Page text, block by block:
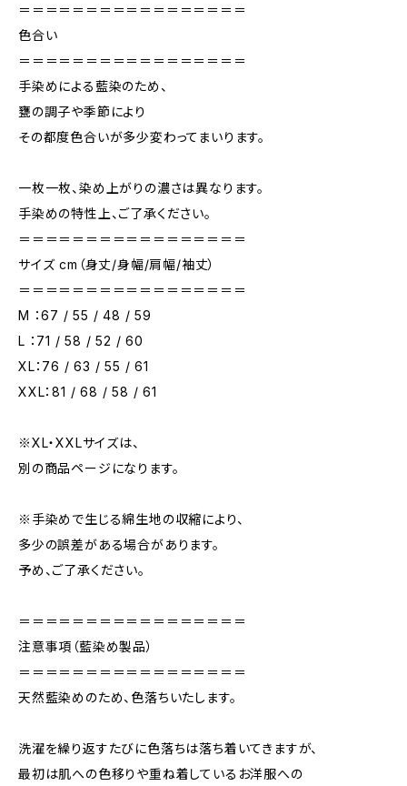
＝＝＝＝＝＝＝＝＝＝＝＝＝＝＝＝＝
色合い
＝＝＝＝＝＝＝＝＝＝＝＝＝＝＝＝＝
手染めによる藍染のため、
甕の調子や季節により
その都度色合いが多少変わってまいります。
一枚一枚、染め上がりの濃さは異なります。
手染めの特性上、ご了承ください。
＝＝＝＝＝＝＝＝＝＝＝＝＝＝＝＝＝
サイズ cm（身丈/身幅/肩幅/袖丈）
＝＝＝＝＝＝＝＝＝＝＝＝＝＝＝＝＝
M ：67 / 55 / 48 / 59
L ：71 / 58 / 52 / 60
XL：76 / 63 / 55 / 61
XXL：81 / 68 / 58 / 61
※XL・XXLサイズは、
別の商品ページになります。
※手染めで生じる綿生地の収縮により、
多少の誤差がある場合があります。
予め、ご了承ください。
＝＝＝＝＝＝＝＝＝＝＝＝＝＝＝＝＝
注意事項（藍染め製品）
＝＝＝＝＝＝＝＝＝＝＝＝＝＝＝＝＝
天然藍染めのため、色落ちいたします。
洗濯を繰り返すたびに色落ちは落ち着いてきますが、
最初は肌への色移りや重ね着しているお洋服への